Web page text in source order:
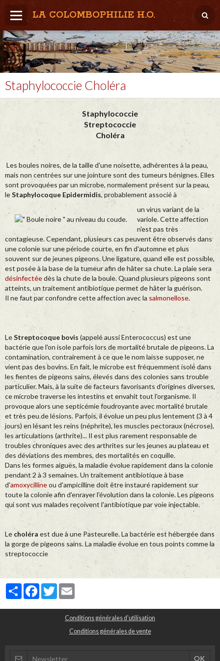
LA COLOMBOPHILIE H.O.
Home
Météo / Het weer
Lâcher / Los
Result. clubs, Provincial, (Inter)National
RFCB / KBDB
Staphylococcie Choléra
Staphylococcie
Streptococcie
Choléra
Les boules noires, de la taille d'une noisette, adhérentes à la peau,
mais non centrées sur une jointure sont des tumeurs bénignes. Elles
sont provoquées par un microbe, normalement présent sur la peau,
leStaphylocoque Epidermidis, probablement associé à
un virus variant de la
variole. Cette affection
n'est pas très
contagieuse. Cependant, plusieurs cas peuvent être observés dans
une colonie sur une période courte, en fin d'automne et plus
souvent sur de jeunes pigeons. Une ligature, quand elle est possible,
est posée à la base de la tumeur afin de hâter sa chute. La plaie sera
désinfectéedès la chute de la boule. Quand plusieurs pigeons sont
atteints, un traitement antibiotique permet de hâter la guérison.
Il ne faut par confondre cette affection avec la salmonellose.
LeStreptocoque bovis (appelé aussi Enterococcus) est une
bactérie que l'on isole parfois lors de mortalité brutale de pigeons. La
contamination, contrairement à ce que le nom laisse supposer, ne
vient pas des bovins. En fait, le microbe est fréquemment isolé dans
les fientes de pigeons sains, élevés dans des colonies sans trouble
particulier. Mais, à la suite de facteurs favorisants d'origines diverses,
ce microbe traverse les intestins et envahit tout l'organisme. Il
provoque alors une septicémie foudroyante avec mortalité brutale
et très peu de lésions. Parfois, il évolue un peu plus lentement (3 à 4
jours) en lésant les reins (néphrite), les muscles pectoraux (nécrose),
les articulations (arthrite)... Il est plus rarement responsable de
troubles chroniques avec des arthrites sur les jeunes au plateau et
des déviations des membres, des mortalités en coquille.
Dans les formes aiguës, la maladie évolue rapidement dans la colonie
pendant 2 à 3 semaines. Un traitement antibiotique à base
d'amoxycillineou d'ampicilline doit être instauré rapidement sur
toute la colonie afin d'enrayer l'évolution dans la colonie. Les pigeons
qui sont vus malades reçoivent l'antibiotique par voie injectable.
Le choléra est due à une Pasteurelle. La bactérie est hébergée dans
la gorge de pigeons sains. La maladie évolue en tous points comme la
streptococcie
PartagerFacebook
Twitter
Conditions générales d'utilisation
Conditions générales de vente